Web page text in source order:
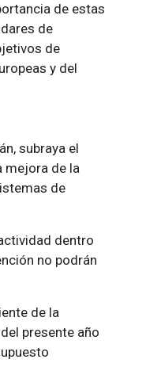
de estas
de
de
y del
subraya el
mejora de la
de
dentro
no podrán
de la
presente año